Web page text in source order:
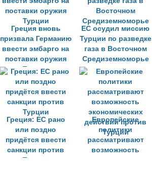
Греция вновь
призвала Германию
ввести эмбарго на
поставки оружия
Турции
ЕС осудил миссию
Турции по разведке
газа в Восточном
Средиземноморье
Греция: ЕС рано
или поздно
придётся ввести
санкции против
Турции
Европейские
политики
рассматривают
возможность